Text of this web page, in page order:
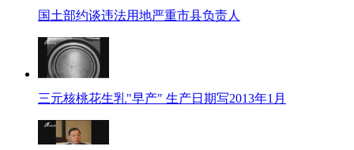
国土部约谈违法用地严重市县负责人
三元核桃花生乳"早产" 生产日期写2013年1月